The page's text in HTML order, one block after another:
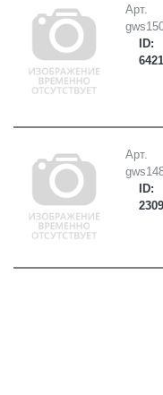
Арт.
ID:
Арт.
ID: